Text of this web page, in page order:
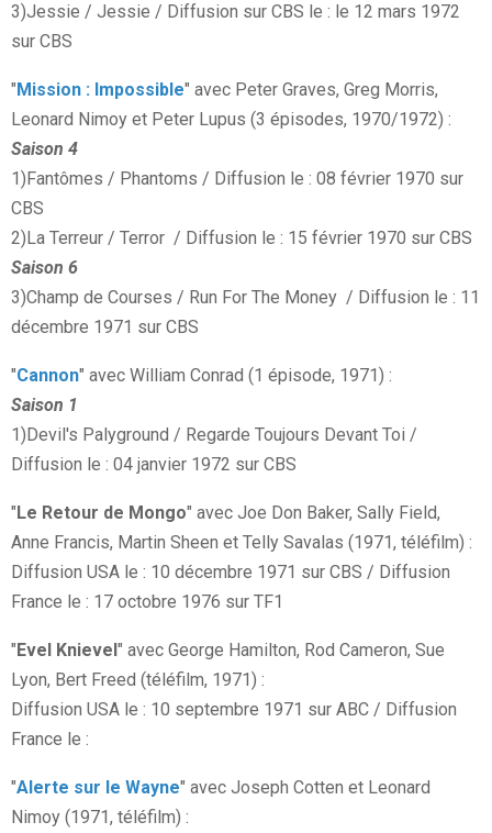
3)Jessie / Jessie / Diffusion sur CBS le : le 12 mars 1972
sur CBS
" Mission : Impossible" avec Peter Graves, Greg Morris,
Leonard Nimoy et Peter Lupus (3 épisodes, 1970/1972) :
Saison 4
1)Fantômes / Phantoms / Diffusion le : 08 février 1970 sur
CBS
2)La Terreur / Terror / Diffusion le : 15 février 1970 sur CBS
Saison 6
3)Champ de Courses / Run For The Money / Diffusion le : 11
décembre 1971 sur CBS
"Cannon" avec William Conrad (1 épisode, 1971) :
Saison 1
1)Devil's Palyground / Regarde Toujours Devant Toi /
Diffusion le : 04 janvier 1972 sur CBS
" Le Retour de Mongo" avec Joe Don Baker, Sally Field,
Anne Francis, Martin Sheen et Telly Savalas (1971, téléfilm) :
Diffusion USA le : 10 décembre 1971 sur CBS / Diffusion
France le : 17 octobre 1976 sur TF1
" Evel Knievel " avec George Hamilton, Rod Cameron, Sue
Lyon, Bert Freed (téléfilm, 1971) :
Diffusion USA le : 10 septembre 1971 sur ABC / Diffusion
France le :
"Alerte sur le Wayne" avec Joseph Cotten et Leonard
Nimoy (1971, téléfilm) :